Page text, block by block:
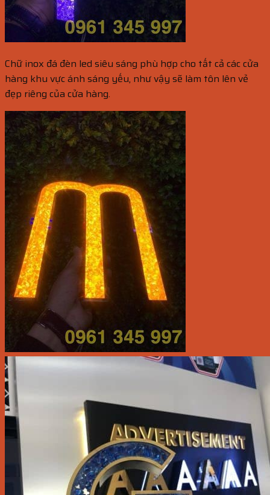
Chữ inox đá đèn led siêu sáng phù hợp cho tất cả các cửa
hàng khu vực ánh sáng yếu, như vậy sẽ làm tôn lên vẻ
đẹp riêng của cửa hàng.